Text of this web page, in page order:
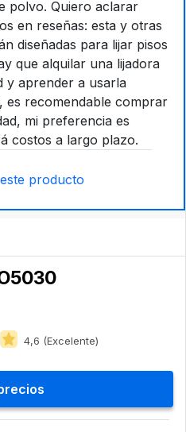
polvo. Quiero aclarar
en reseñas: esta y otras
diseñadas para lijar pisos
que alquilar una lijadora
y aprender a usarla
es recomendable comprar
mi preferencia es
costos a largo plazo.
producto
4,6 (Excelente)